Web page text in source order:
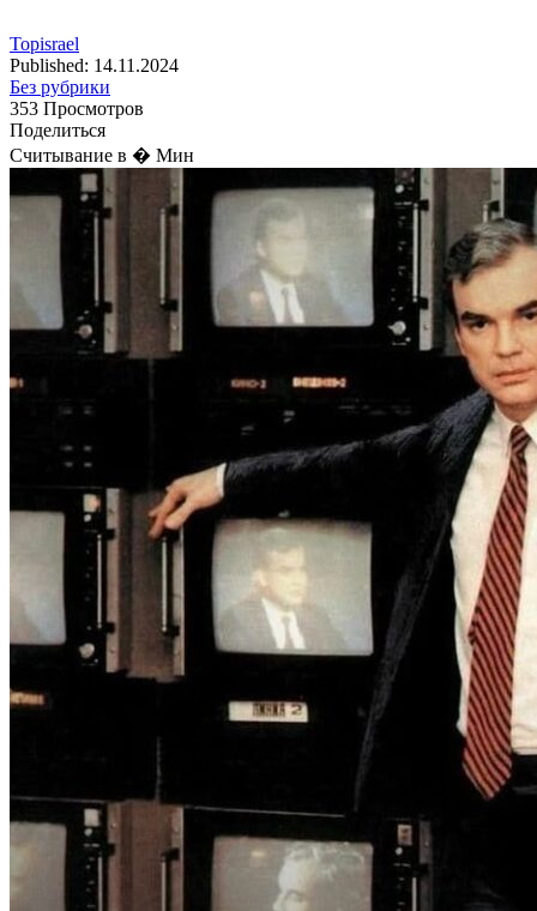
Topisrael
Published: 14.11.2024
Без рубрики
353 Просмотров
Поделиться
Считывание в � Мин